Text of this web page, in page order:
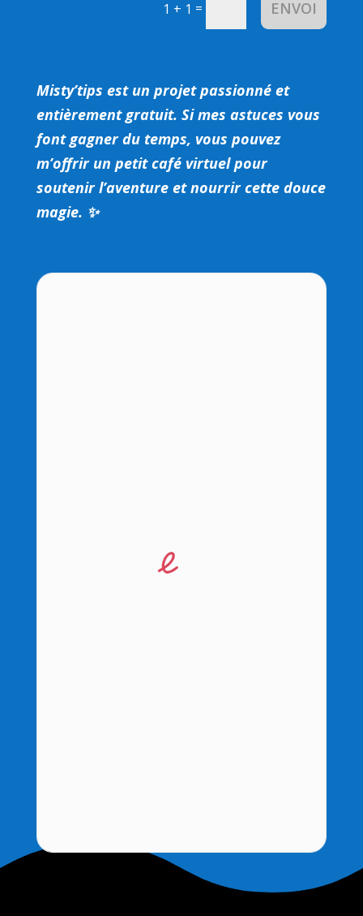
1 + 1 = ENVOI
Misty’tips est un projet passionné et
entièrement gratuit. Si mes astuces vous
font gagner du temps, vous pouvez
m’offrir un petit café virtuel pour
soutenir l’aventure et nourrir cette douce
magie. ✨